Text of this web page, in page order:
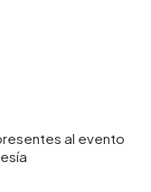
al evento